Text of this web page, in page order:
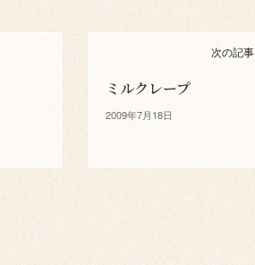
次の記事
ミルクレープ
2009年7月18日